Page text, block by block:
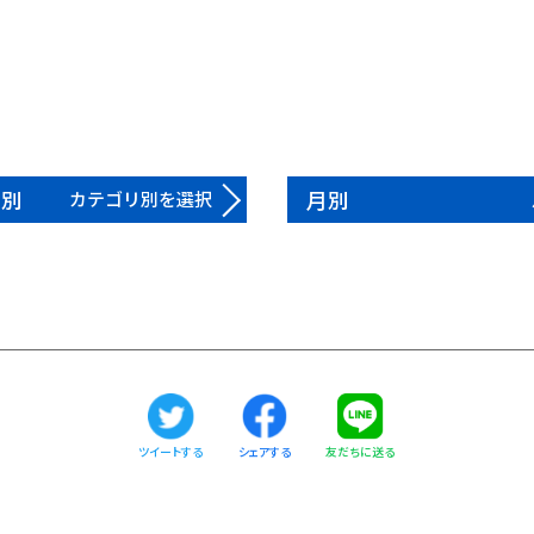
カテゴリ別を選択 月別
ツイートする シェアする 友だちに送る